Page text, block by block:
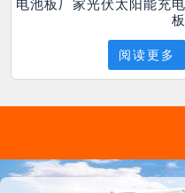
电池板厂家光伏太阳能充电
板
阅读更多